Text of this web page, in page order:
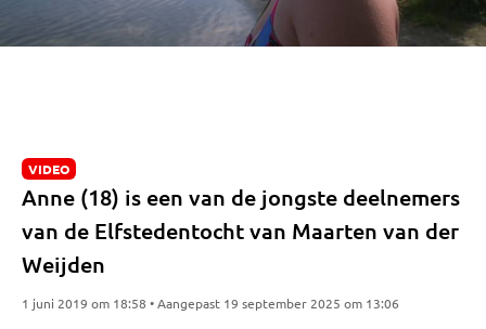
VIDEO
Anne (18) is een van de jongste deelnemers
van de Elfstedentocht van Maarten van der
Weijden
1 juni 2019 om 18:58 • Aangepast 19 september 2025 om 13:06